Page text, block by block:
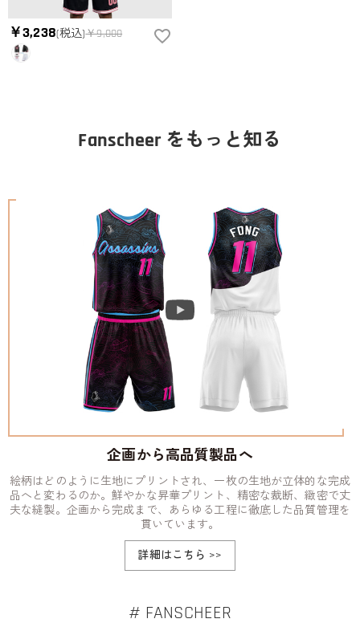
￥3,238(税込)￥9,000
Fanscheer をもっと知る
企画から高品質製品へ
絵柄はどのように生地にプリントされ、一枚の生地が立体的な完成
品へと変わるのか。鮮やかな昇華プリント、精密な裁断、緻密で丈
夫な縫製。企画から完成まで、あらゆる工程に徹底した品質管理を
貫いています。
詳細はこちら >>
# FANSCHEER